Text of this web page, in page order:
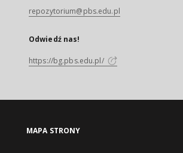
repozytorium@pbs.edu.pl
Odwiedź nas!
https://bg.pbs.edu.pl/
MAPA STRONY